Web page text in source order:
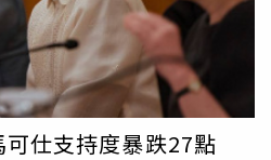
忽略了地形、風向、水流與環
。他分享，過去曾有朋友詢問
條件分析，「很多風險不是住
就已經存在」。此外，課程中
貴雲圖資料，他表示偶爾抬頭
可仕支持度暴跌27點